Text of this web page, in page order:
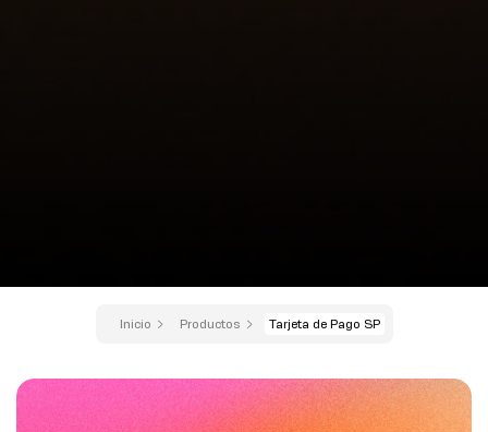
Inicio Productos Tarjeta de Pago SP